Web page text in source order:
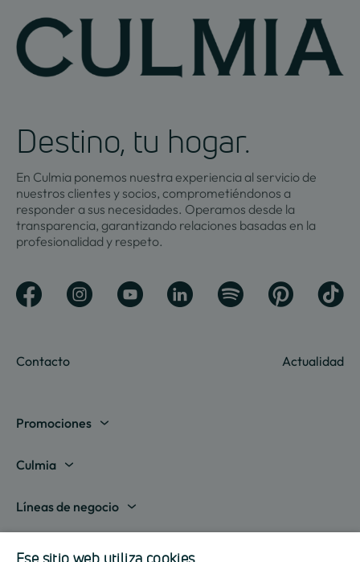
Destino, tu hogar.
En Culmia ponemos nuestra experiencia al servicio de
nuestros clientes y socios, comprometiéndonos a
responder a sus necesidades. Operamos desde la
transparencia, garantizando relaciones basadas en la
profesionalidad y respeto.
Contacto Actualidad
Promociones
Madrid
Valencia
Culmia
Sobre nosotros
Destino Culmia
Líneas de negocio
Actualidad